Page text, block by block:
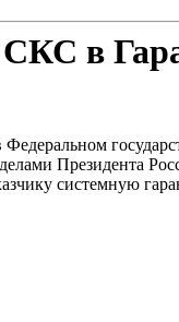
СКС в
Президента
системную